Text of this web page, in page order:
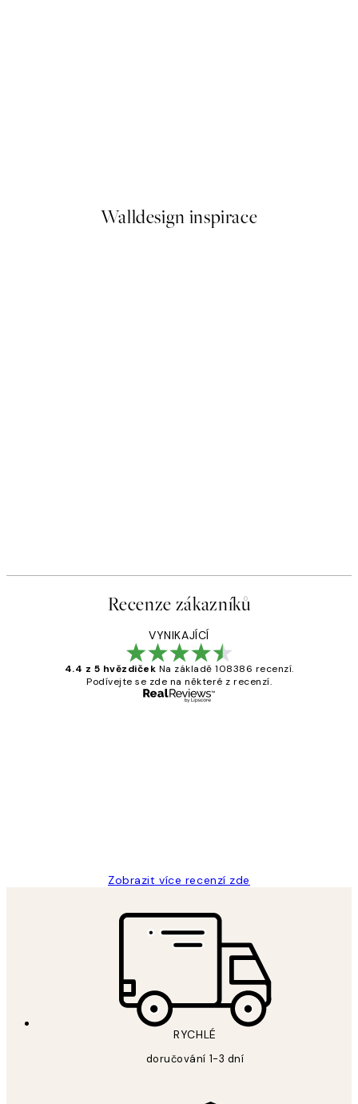
Walldesign inspirace
Recenze zákazníků
VYNIKAJÍCÍ
4.4 z 5 hvězdiček Na základě 108386 recenzí.
Podívejte se zde na některé z recenzí.
Zobrazit více recenzí zde
RYCHLÉ
doručování 1-3 dní